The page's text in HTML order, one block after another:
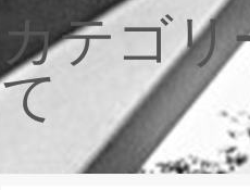
カテゴ
て